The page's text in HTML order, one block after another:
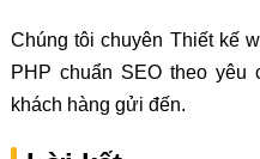
Chúng tôi chuyên Thiết kế
PHP chuẩn SEO theo
khách hàng gửi đến.